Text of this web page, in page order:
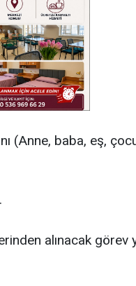
(Anne, baba, eş,
alınacak görev